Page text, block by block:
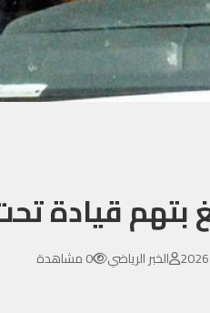
قيادة تحت
الخبر الرياضي 0 مشاهدة